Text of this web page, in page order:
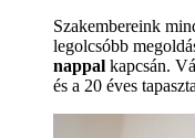
Szakembereink
legolcsóbb
nappal kapcsán.
és a 20 éves